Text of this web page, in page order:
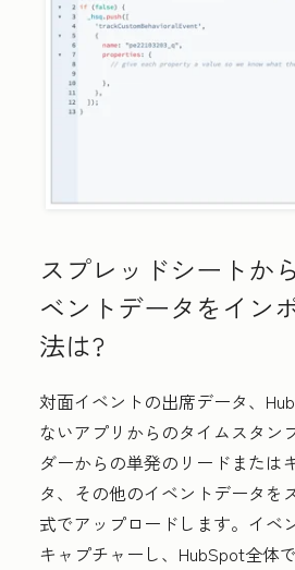
スプレッドシートか
ベントデータをイン
法は?
対面イベントの出席データ、
ないアプリからのタイムスタン
ダーからの単発のリードまたは
タ、その他のイベントデータを
式でアップロードします。イベ
キャプチャーし、HubSpot全体